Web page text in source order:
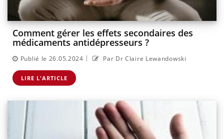
Comment gérer les effets secondaires des
médicaments antidépresseurs ?
Publié le 26.05.2024 | Par Dr Claire Lewandowski
LIRE L'ARTICLE